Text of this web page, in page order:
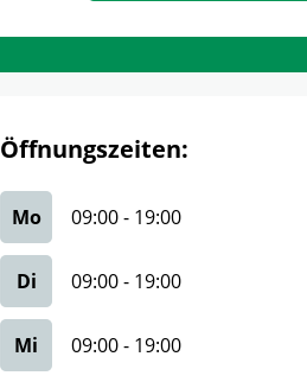
Öffnungszeiten:
Mo 09:00- 19:00
Di 09:00- 19:00
Mi 09:00- 19:00